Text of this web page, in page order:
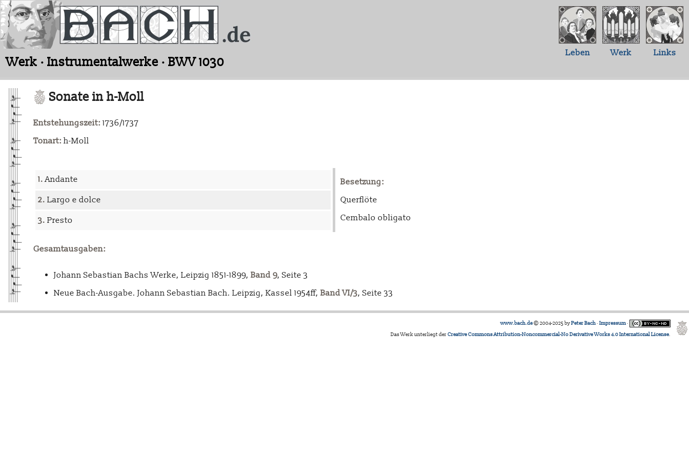
Werk · Instrumentalwerke · BWV 1030
Leben Werk Links
Sonate in h-Moll
Entstehungszeit: 1736/1737
Tonart: h-Moll
1.Andante
2. Largo e dolce
3. Presto
Besetzung:
Querflöte
Cembalo obligato
Gesamtausgaben:
Johann Sebastian Bachs Werke, Leipzig 1851-1899, Band 9, Seite 3
Neue Bach-Ausgabe. Johann Sebastian Bach. Leipzig, Kassel 1954ff, Band VI/3, Seite 33
www.bach.de© 2004-2025 byPeter Bach· Impressum·
Das Werk unterliegt derCreative Commons Attribution-Noncommercial-No Derivative Works 4.0 International License.